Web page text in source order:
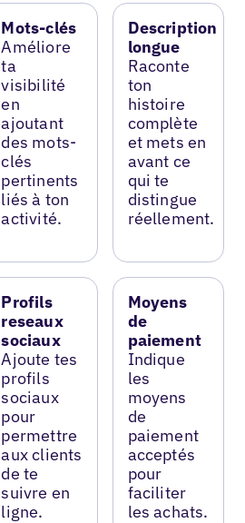
Mots-clés
Améliore
ta
visibilité
en
ajoutant
des mots-
clés
pertinents
liés à ton
activité.
Description
longue
Raconte
ton
histoire
complète
et mets en
avant ce
qui te
distingue
réellement.
Profils
reseaux
sociaux
Ajoute tes
profils
sociaux
pour
permettre
aux clients
de te
suivre en
ligne.
Moyens
de
paiement
Indique
les
moyens
de
paiement
acceptés
pour
faciliter
les achats.